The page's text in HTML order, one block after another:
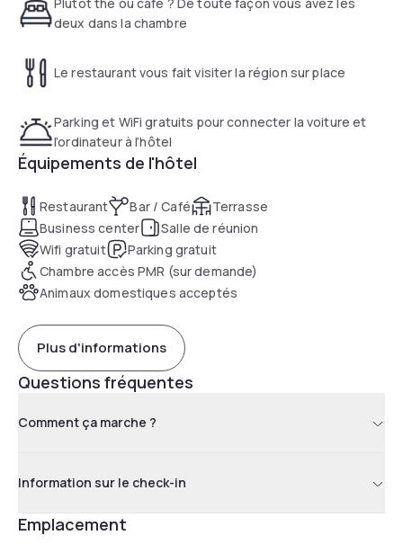
deux dans la chambre
Le restaurant vous fait visiter la région sur place
Parking et WiFi gratuits pour connecter la voiture et
l’ordinateur à l’hôtel
Équipements de l'hôtel
Restaurant Bar / Café
Terrasse
Business center
Salle de réunion
Wifi gratuit
Parking gratuit
Chambre accès PMR (sur demande)
Animaux domestiques acceptés
Plus d'informations
Questions fréquentes
Comment ça marche ?
Information sur le check-in
Emplacement